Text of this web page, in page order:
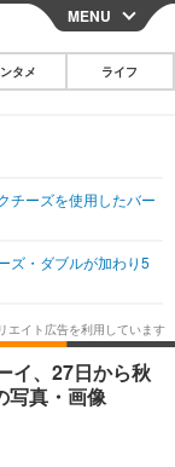
CLOSE
その他
韓国・芸能
スポーツ
グルメ
ョッピング
MENU
タメ ライフ
チーズを使用したバー
ズ・ダブルが加わり5
イ、27日から秋
写真・画像